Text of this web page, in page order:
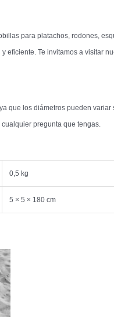
para platachos, rodones,
Te invitamos a visitar
los diámetros pueden
pregunta que tengas.
0,5 kg
5 × 5 × 180 cm